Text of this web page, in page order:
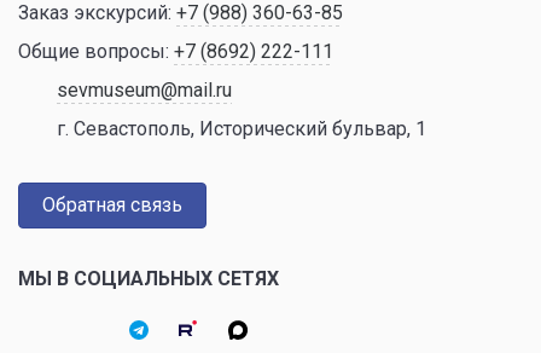
Заказ экскурсий: +7 (988) 360-63-85
Общие вопросы: +7 (8692) 222-111
sevmuseum@mail.ru
г. Севастополь, Исторический бульвар, 1
Обратная связь
МЫ В СОЦИАЛЬНЫХ СЕТЯХ